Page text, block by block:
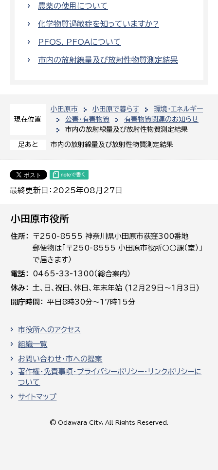
現在位置
小田原市 小田原で暮らす
環境・エネルギー
公害・有害物質
有害物質関連のお知らせ
市内の放射線量及び放射性物質測定結果
足あと 市内の放射線量及び放射性物質測定結果
最終更新日：2025年08月27日
農薬の使用について
化学物質過敏症を知っていますか?
PFOS. PFOAについて
市内の放射線量及び放射性物質測定結果
小田原市役所
住所
〒250-8555 神奈川県小田原市荻窪300番地
郵便物は「〒250-8555 小田原市役所○○課（室）」
で届きます）
電話
0465-33-1300（総合案内）
休み
土､日､祝日、休日、年末年始 (12月29日～1月3日)
開庁時間
平日8時30分～17時15分
市役所へのアクセス
組織一覧
お問い合わせ・市への提案
著作権・免責事項・プライバシーポリシー・リンクポリシーに
ついて
サイトマップ
© Odawara City, All Rights Reserved.